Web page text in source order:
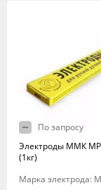
По запросу
Электроды ММК
(1кг)
Марка электрода: